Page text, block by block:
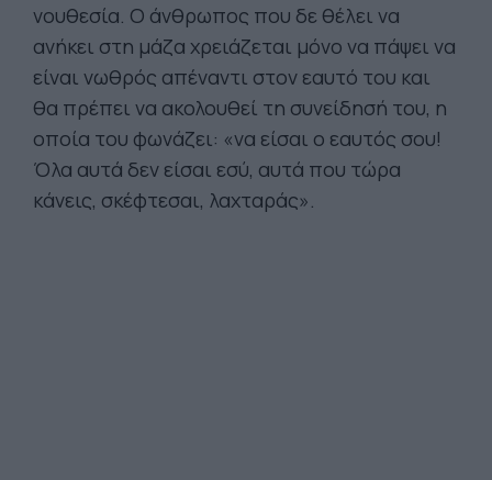
νουθεσία. Ο άνθρωπος που δε θέλει να
ανήκει στη μάζα χρειάζεται μόνο να πάψει να
είναι νωθρός απέναντι στον εαυτό του και
θα πρέπει να ακολουθεί τη συνείδησή του, η
οποία του φωνάζει: «να είσαι ο εαυτός σου!
Όλα αυτά δεν είσαι εσύ, αυτά που τώρα
κάνεις, σκέφτεσαι, λαχταράς».